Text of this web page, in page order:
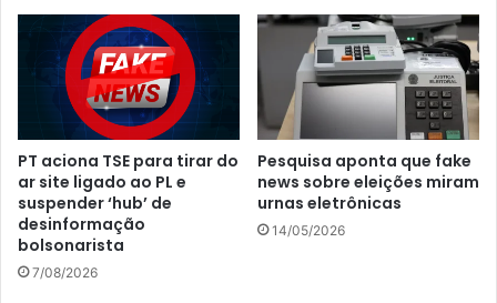
PT aciona TSE para tirar do
ar site ligado ao PL e
suspender ‘hub’ de
desinformação
bolsonarista
7/08/2026
Pesquisa aponta que fake
news sobre eleições miram
urnas eletrônicas
14/05/2026